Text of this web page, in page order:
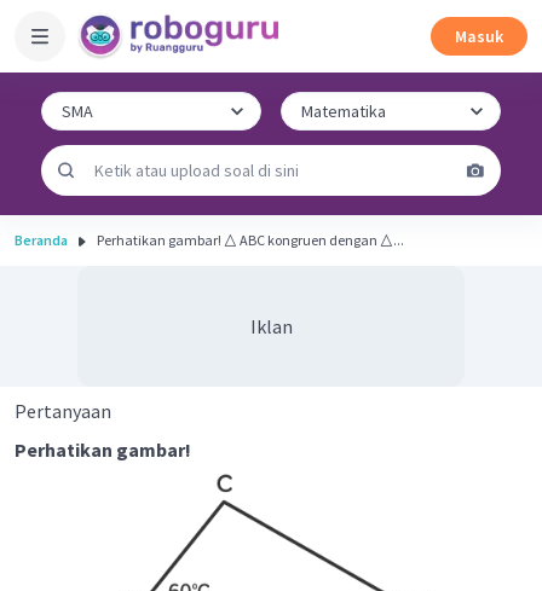
Masuk
Beranda Perhatikan gambar! △ ABC kongruen dengan △...
Iklan
Pertanyaan
Perhatikan gambar!